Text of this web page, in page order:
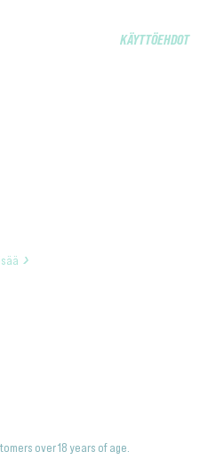
KÄYTTÖEHDOT
over 18 years of age.